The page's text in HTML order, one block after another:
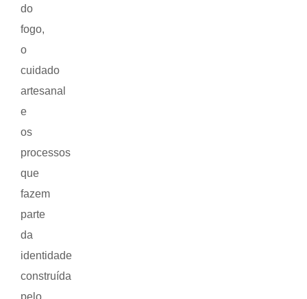
do
fogo,
o
cuidado
artesanal
e
os
processos
que
fazem
parte
da
identidade
construída
pelo